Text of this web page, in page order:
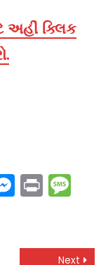
અહીં ક્લિક
Print
Next